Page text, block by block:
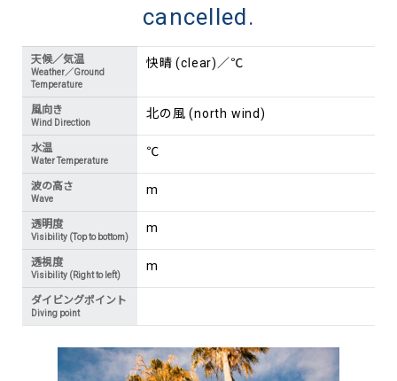
cancelled.
天候／気温
Weather／Ground
Temperature
快晴 (clear)／℃
風向き
Wind Direction
北の風 (north wind)
水温
Water Temperature
℃
波の高さ
Wave
m
透明度
Visibility (Top to bottom)
m
透視度
Visibility (Right to left)
m
ダイビングポイント
Diving point